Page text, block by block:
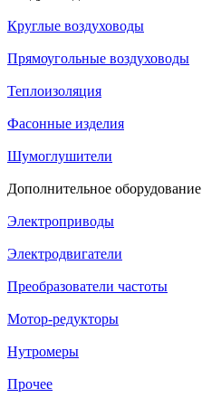
Круглые воздуховоды
Прямоугольные воздуховоды
Теплоизоляция
Фасонные изделия
Шумоглушители
Дополнительное оборудование
Электроприводы
Электродвигатели
Преобразователи частоты
Мотор-редукторы
Нутромеры
Прочее